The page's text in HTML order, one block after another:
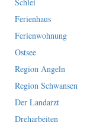
Ferienhaus
Ferienwohnung
Ostsee
Region Angeln
Region Schwansen
Der Landarzt
Dreharbeiten